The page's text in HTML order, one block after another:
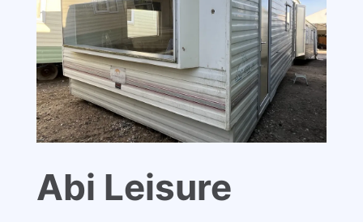
Abi Leisure